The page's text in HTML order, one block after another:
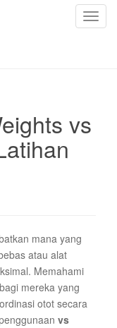
T
a
vs
mana yang
atau alat
Memahami
mereka yang
otot secara
vs